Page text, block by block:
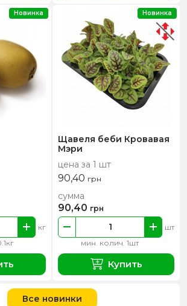
кг
Новинка
Щавеля беби Кровавая
Мэри
цена за 1 шт
90,40 грн
мин. колич. 1шт
шт
сумма
90,40 грн
Купить
Новинка
Все новинки